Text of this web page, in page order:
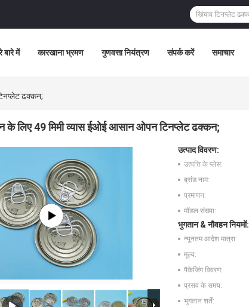
बारे में कारखाना भ्रमण गुणवत्ता नियंत्रण संपर्क करें समाचार
ढक्कन;
के लिए 49 मिमी व्यास ईओई आसान ओपन टिनप्लेट ढक्कन;
उत्पाद विवरण:
उत्पत्ति के प्लेस:
ब्रांड नाम:
प्रमाणन:
मॉडल संख्या:
भुगतान & नौवहन नियमों:
न्यूनतम आदेश मात्रा:
मूल्य:
पैकेजिंग विवरण:
प्रसव के समय:
भुगतान शर्तें: